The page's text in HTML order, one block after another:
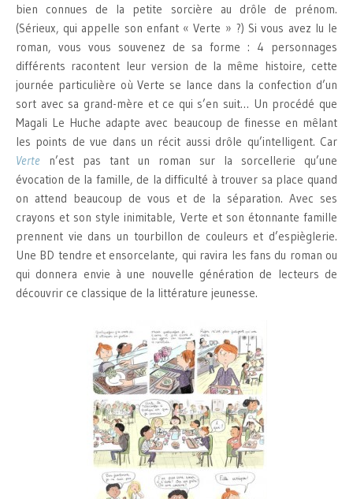
bien connues de la petite sorcière au drôle de prénom.
(Sérieux, qui appelle son enfant « Verte » ?) Si vous avez lu le
roman, vous vous souvenez de sa forme : 4 personnages
différents racontent leur version de la même histoire, cette
journée particulière où Verte se lance dans la confection d’un
sort avec sa grand-mère et ce qui s’en suit… Un procédé que
Magali Le Huche adapte avec beaucoup de finesse en mêlant
les points de vue dans un récit aussi drôle qu’intelligent. Car
Verte n’est pas tant un roman sur la sorcellerie qu’une
évocation de la famille, de la difficulté à trouver sa place quand
on attend beaucoup de vous et de la séparation. Avec ses
crayons et son style inimitable, Verte et son étonnante famille
prennent vie dans un tourbillon de couleurs et d’espièglerie.
Une BD tendre et ensorcelante, qui ravira les fans du roman ou
qui donnera envie à une nouvelle génération de lecteurs de
découvrir ce classique de la littérature jeunesse.